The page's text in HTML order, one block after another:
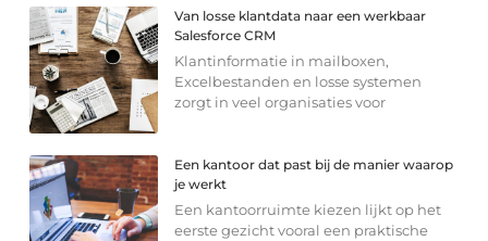
Van losse klantdata naar een werkbaar
Salesforce CRM
Klantinformatie in mailboxen,
Excelbestanden en losse systemen
zorgt in veel organisaties voor
Een kantoor dat past bij de manier waarop
je werkt
Een kantoorruimte kiezen lijkt op het
eerste gezicht vooral een praktische